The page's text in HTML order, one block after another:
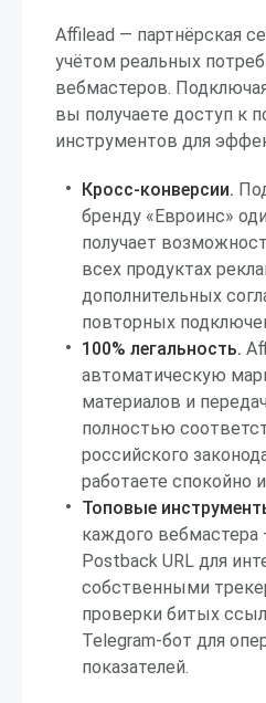
Affilead — партнёрская
учётом реальных
вебмастеров.
вы получаете доступ к
инструментов для
Кросс-конверсии.
бренду «Евроинс»
получает
всех продуктах
дополнительных
повторных
100% легальность.
автоматическую
материалов и
полностью
российского
работаете спокойно
Топовые
каждого вебмастера
Postback URL для
собственными
проверки битых
Telegram-бот для
показателей.